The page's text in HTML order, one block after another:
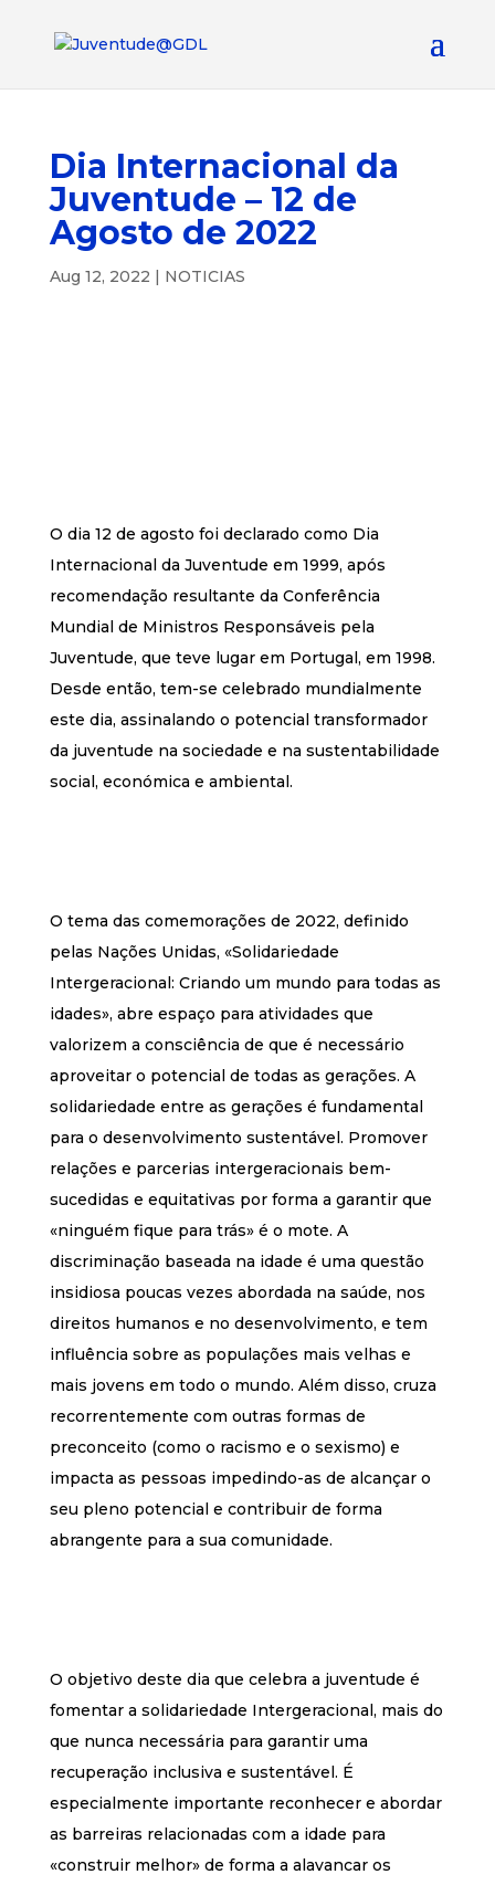
Dia Internacional da
Juventude – 12 de
Agosto de 2022
Aug 12, 2022 | NOTICIAS
O dia 12 de agosto foi declarado como Dia
Internacional da Juventude em 1999, após
recomendação resultante da Conferência
Mundial de Ministros Responsáveis pela
Juventude, que teve lugar em Portugal, em 1998.
Desde então, tem-se celebrado mundialmente
este dia, assinalando o potencial transformador
da juventude na sociedade e na sustentabilidade
social, económica e ambiental.
O tema das comemorações de 2022, definido
pelas Nações Unidas, «Solidariedade
Intergeracional: Criando um mundo para todas as
idades», abre espaço para atividades que
valorizem a consciência de que é necessário
aproveitar o potencial de todas as gerações. A
solidariedade entre as gerações é fundamental
para o desenvolvimento sustentável. Promover
relações e parcerias intergeracionais bem-
sucedidas e equitativas por forma a garantir que
«ninguém fique para trás» é o mote. A
discriminação baseada na idade é uma questão
insidiosa poucas vezes abordada na saúde, nos
direitos humanos e no desenvolvimento, e tem
influência sobre as populações mais velhas e
mais jovens em todo o mundo. Além disso, cruza
recorrentemente com outras formas de
preconceito (como o racismo e o sexismo) e
impacta as pessoas impedindo-as de alcançar o
seu pleno potencial e contribuir de forma
abrangente para a sua comunidade.
O objetivo deste dia que celebra a juventude é
fomentar a solidariedade Intergeracional, mais do
que nunca necessária para garantir uma
recuperação inclusiva e sustentável. É
especialmente importante reconhecer e abordar
as barreiras relacionadas com a idade para
«construir melhor» de forma a alavancar os